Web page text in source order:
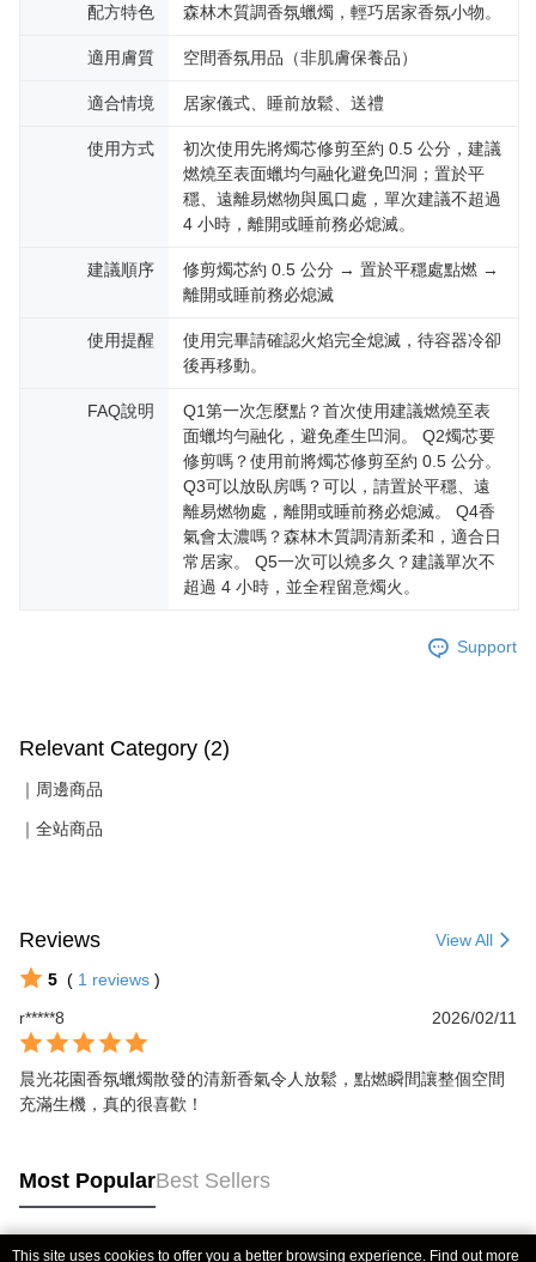
配方特色 森林木質調香氛蠟燭，輕巧居家香氛小物。
適用膚質 空間香氛用品（非肌膚保養品）
適合情境 居家儀式、睡前放鬆、送禮
使用方式
初次使用先將燭芯修剪至約 0.5 公分，建議
燃燒至表面蠟均勻融化避免凹洞；置於平
穩、遠離易燃物與風口處，單次建議不超過
4 小時，離開或睡前務必熄滅。
建議順序
修剪燭芯約 0.5 公分 → 置於平穩處點燃 →
離開或睡前務必熄滅
使用提醒
使用完畢請確認火焰完全熄滅，待容器冷卻
後再移動。
FAQ說明
Q1第一次怎麼點？首次使用建議燃燒至表
面蠟均勻融化，避免產生凹洞。 Q2燭芯要
修剪嗎？使用前將燭芯修剪至約 0.5 公分。
Q3可以放臥房嗎？可以，請置於平穩、遠
離易燃物處，離開或睡前務必熄滅。 Q4香
氣會太濃嗎？森林木質調清新柔和，適合日
常居家。 Q5一次可以燒多久？建議單次不
超過 4 小時，並全程留意燭火。
Support
Relevant Category (2)
｜周邊商品
｜全站商品
Reviews View All
5 ( 1 reviews )
r*****8
2026/02/11
晨光花園香氛蠟燭散發的清新香氣令人放鬆，點燃瞬間讓整個空間
充滿生機，真的很喜歡！
Most PopularBest Sellers
This site uses cookies to offer you a better browsing experience. Find out more